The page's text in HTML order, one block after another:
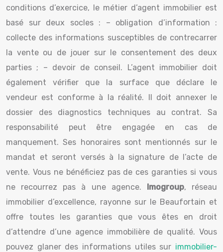
conditions d’exercice, le métier d’agent immobilier est
basé sur deux socles : – obligation d’information :
collecte des informations susceptibles de contrecarrer
la vente ou de jouer sur le consentement des deux
parties ; – devoir de conseil. L’agent immobilier doit
également vérifier que la surface que déclare le
vendeur est conforme à la réalité. Il doit annexer le
dossier des diagnostics techniques au contrat. Sa
responsabilité peut être engagée en cas de
manquement. Ses honoraires sont mentionnés sur le
mandat et seront versés à la signature de l’acte de
vente. Vous ne bénéficiez pas de ces garanties si vous
ne recourrez pas à une agence. Imogroup, réseau
immobilier d’excellence, rayonne sur le Beaufortain et
offre toutes les garanties que vous êtes en droit
d’attendre d’une agence immobilière de qualité. Vous
pouvez glaner des informations utiles sur immobilier-